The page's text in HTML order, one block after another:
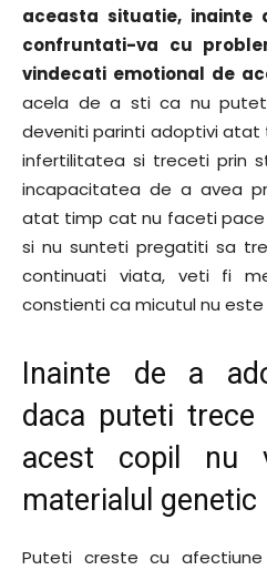
aceasta situatie,
confruntati-va cu
vindecati emotional de
acela de a sti ca nu
deveniti parinti adoptivi
infertilitatea si treceti prin
incapacitatea de a avea
atat timp cat nu faceti
si nu sunteti pregatiti sa
continuati viata, veti fi
constienti ca micutul nu este
Inainte de a
daca puteti
acest copil nu
materialul genetic
Puteti creste cu